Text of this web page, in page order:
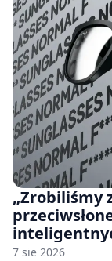
„Zrobiliśmy
7 sie 2026